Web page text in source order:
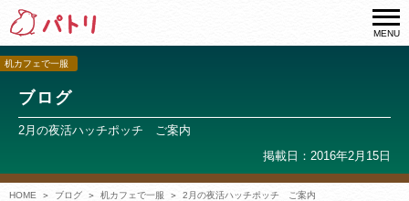
MENU
机カフェで一服
ブログ
2月の夜活ハッチポッチ ご案内
掲載日：2016年2月15日
HOME ブログ 机カフェで一服 2月の夜活ハッチポッチ ご案内